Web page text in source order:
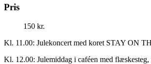
Pris
150 kr.
Kl. 11.00: Julekoncert med koret STAY ON
Kl. 12.00: Julemiddag i caféen med